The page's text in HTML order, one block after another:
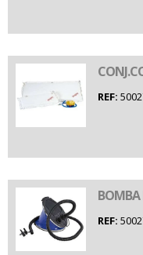
REF:
BOMBA
REF: